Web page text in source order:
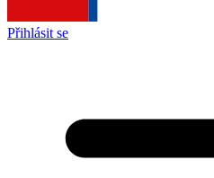
Přihlásit se